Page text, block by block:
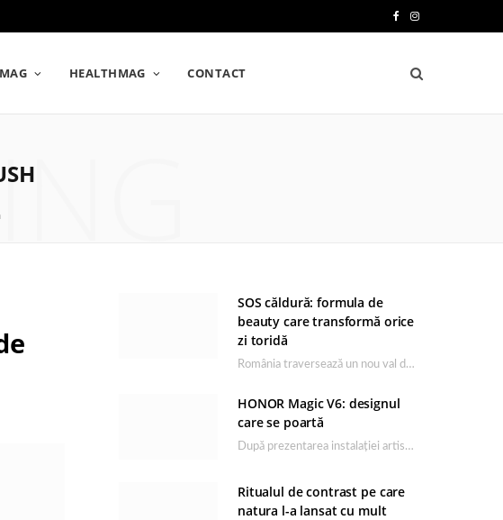
e
I
s
t
HEALTHMAG CONTACT
SOS căldură: formula de
beauty care transformă orice
zi toridă
România traversează un nou val de căldură, iar rutina de îngrijire capătă un rol esențial…
HONOR Magic V6: designul
care se poartă
După prezentarea instalației artistice semnată de Catrinel Săbăciag în cadrul evenimentului de lansare HONOR Magic…
Ritualul de contrast pe care
natura l-a lansat cu mult